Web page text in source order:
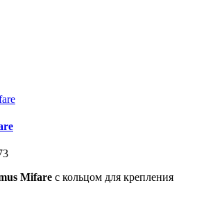
Mifare с кольцом для крепления